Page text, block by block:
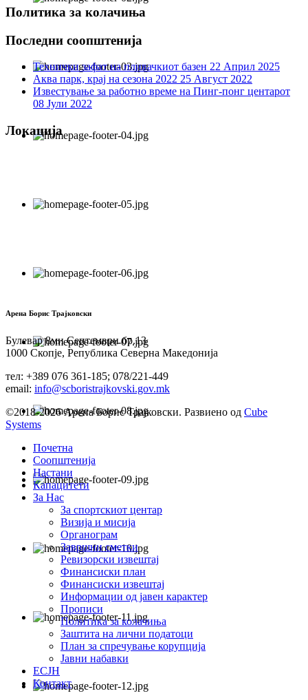
Политика за колачиња
Последни соопштенија
Технички зафат на пливачкиот базен 22 Април 2025
Аква парк, крај на сезона 2022 25 Август 2022
Известување за работно време на Пинг-понг центарот
08 Јули 2022
Локација
Арена Борис Трајковски
Булевар 8ми Септември бр.13
1000 Скопје, Република Северна Македонија
тел: +389 076 361-185; 078/221-449
email: info@scboristrajkovski.gov.mk
©2018-2026 Арена Борис Трајковски. Развиено од Cube
Systems
Почетна
Соопштенија
Настани
Капацитети
За Нас
За спортскиот центар
Визија и мисија
Органограм
Завршни сметки
Ревизорски извештај
Финансиски план
Финансиски извештај
Информации од јавен карактер
Прописи
Политика за колачиња
Заштита на лични податоци
План за спречување корупција
Јавни набавки
ЕСЈН
Контакт